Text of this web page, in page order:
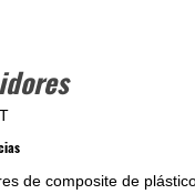
de composite de